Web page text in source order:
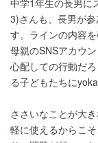
3)さんも、長男が
す。ラインの内容
母親のSNSアカウ
心配しての行動だ
る子どもたちに
ささいなことが大
軽に使えるからこ